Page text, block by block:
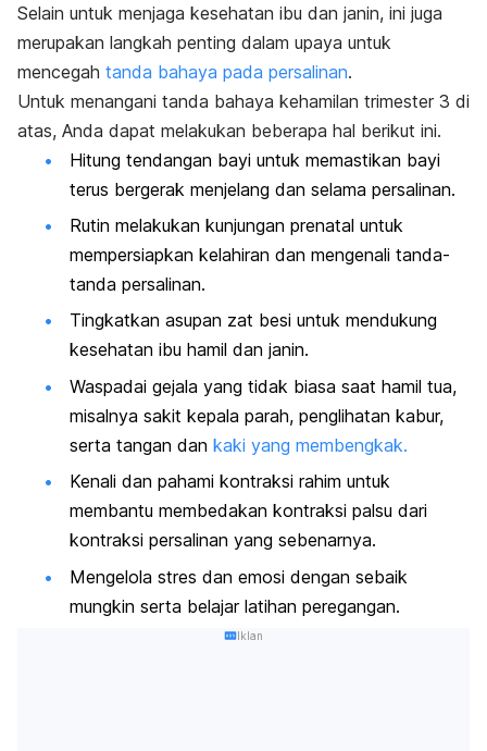
Selain untuk menjaga kesehatan ibu dan janin, ini juga
merupakan langkah penting dalam upaya untuk
mencegah tanda bahaya pada persalinan.
Untuk menangani tanda bahaya kehamilan trimester 3 di
atas, Anda dapat melakukan beberapa hal berikut ini.
Hitung tendangan bayi untuk memastikan bayi
terus bergerak menjelang dan selama persalinan.
Rutin melakukan kunjungan prenatal untuk
mempersiapkan kelahiran dan mengenali tanda-
tanda persalinan.
Tingkatkan asupan zat besi untuk mendukung
kesehatan ibu hamil dan janin.
Waspadai gejala yang tidak biasa saat hamil tua,
misalnya sakit kepala parah, penglihatan kabur,
serta tangan dan kaki yang membengkak.
Kenali dan pahami kontraksi rahim untuk
membantu membedakan kontraksi palsu dari
kontraksi persalinan yang sebenarnya.
Mengelola stres dan emosi dengan sebaik
mungkin serta belajar latihan peregangan.
Iklan